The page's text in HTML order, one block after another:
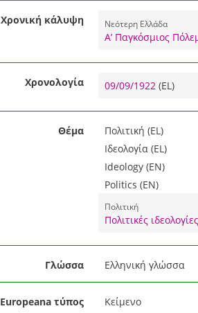
Χρονική κάλυψη Νεότερη Ελλάδα
Α’ Παγκόσμιος
Χρονολογία 09/09/1922 (EL)
Θέμα
Πολιτική (EL)
Ιδεολογία (EL)
Ideology (EN)
Politics (EN)
Πολιτική
Πολιτικές ιδεολογίες
Γλώσσα Ελληνική γλώσσα
Europeana τύπος Κείμενο